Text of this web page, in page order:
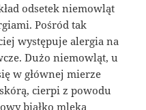
odsetek niemowląt
Pośród tak
występuje alergia na
Dużo niemowląt, u
w głównej mierze
cierpi z powodu
białko mleka